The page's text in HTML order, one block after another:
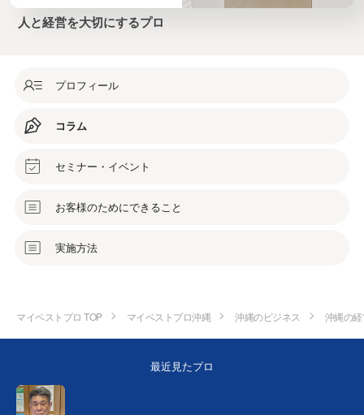
人と経営を大切にするプロ
プロフィール
コラム
セミナー・イベント
お客様のためにできること
実施方法
マイベストプロ TOP マイベストプロ沖縄 沖縄のビジネス 沖縄の
最近見たプロ